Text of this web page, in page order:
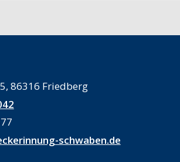
86316 Friedberg
schwaben.de